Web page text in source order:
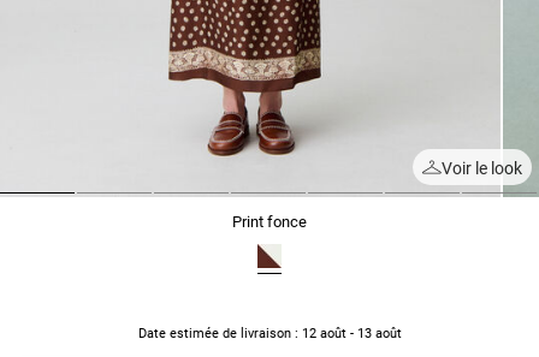
Voir le look
print fonce
Date estimée de livraison: 12 août - 13 août